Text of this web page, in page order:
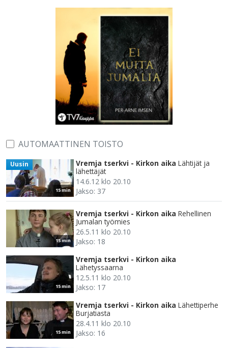
AUTOMAATTINEN TOISTO
15 min
Uusin Vremja tserkvi - Kirkon aika Lähtijät ja
lähettäjät
14.6.12 klo 20.10
Jakso: 37
15 min
Vremja tserkvi - Kirkon aika Rehellinen
Jumalan työmies
26.5.11 klo 20.10
Jakso: 18
15 min
Vremja tserkvi - Kirkon aika
Lähetyssaarna
12.5.11 klo 20.10
Jakso: 17
15 min
Vremja tserkvi - Kirkon aika Lähettiperhe
Burjatiasta
28.4.11 klo 20.10
Jakso: 16